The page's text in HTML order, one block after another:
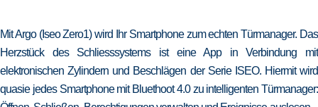
Mit Argo (Iseo Zero1) wird Ihr Smartphone zum echten Türmanager. Das
Herzstück des Schliesssystems ist eine App in Verbindung mit
elektronischen Zylindern und Beschlägen der Serie ISEO. Hiermit wird
quasie jedes Smartphone mit Bluethoot 4.0 zu intelligenten Türmanager: